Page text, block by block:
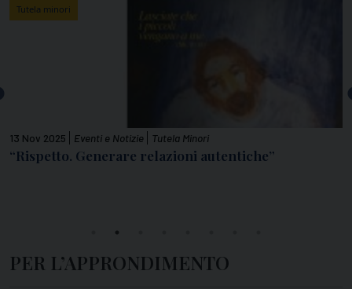
Tutela minori
13 Nov 2025 Eventi e Notizie Tutela Minori
“Rispetto. Generare relazioni autentiche”
PER L’APPRONDIMENTO